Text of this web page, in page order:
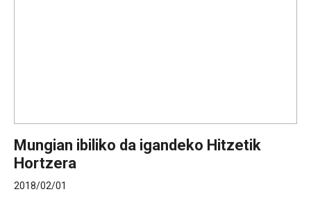
Mungian ibiliko da igandeko Hitzetik
Hortzera
2018/02/01